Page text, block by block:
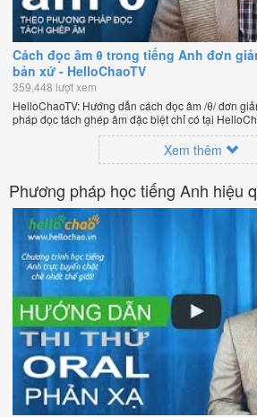
Cách đọc âm θ trong tiếng Anh đơn
bản xứ - HelloChaoTV
359,448 lượt xem
HelloChaoTV: Hướng dẫn cách đọc âm /θ/ đơn
pháp đọc tách ghép âm đặc biệt chỉ có tại
luyện phát âm chuẩn giọng bản xứ dễ dàng và
xuất hiện trên thế giới, của thầy Phạm Việt Thắng,
HelloChao.vn - Chương trình dạy tiếng Anh trực
Xem thêm
Phương pháp học tiếng Anh hiệu